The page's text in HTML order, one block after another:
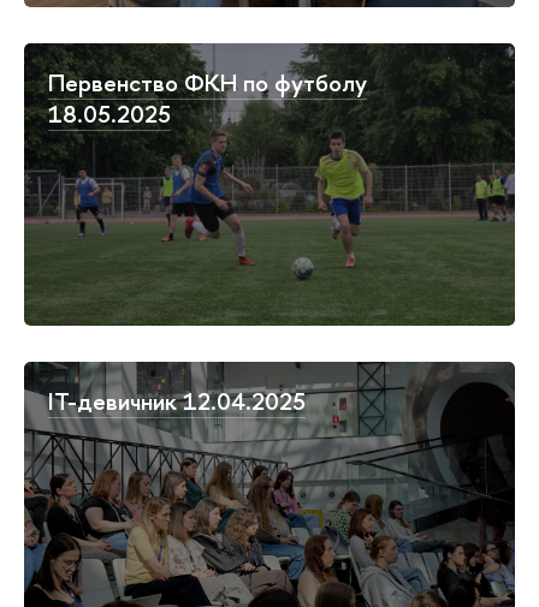
Первенство ФКН по футболу
18.05.2025
IT-девичник 12.04.2025